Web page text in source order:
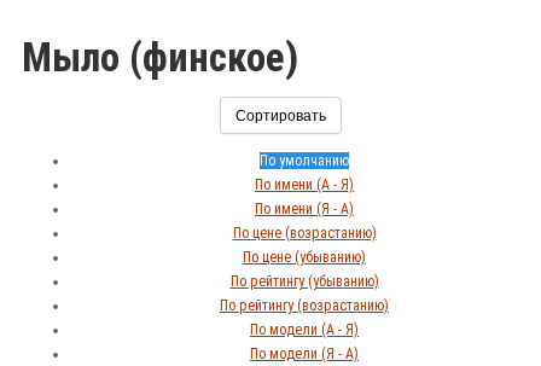
Мыло (финское)
Сортировать
По умолчанию
По имени (A - Я)
По имени (Я - A)
По цене (возрастанию)
По цене (убыванию)
По рейтингу (убыванию)
По рейтингу (возрастанию)
По модели (A - Я)
По модели (Я - A)